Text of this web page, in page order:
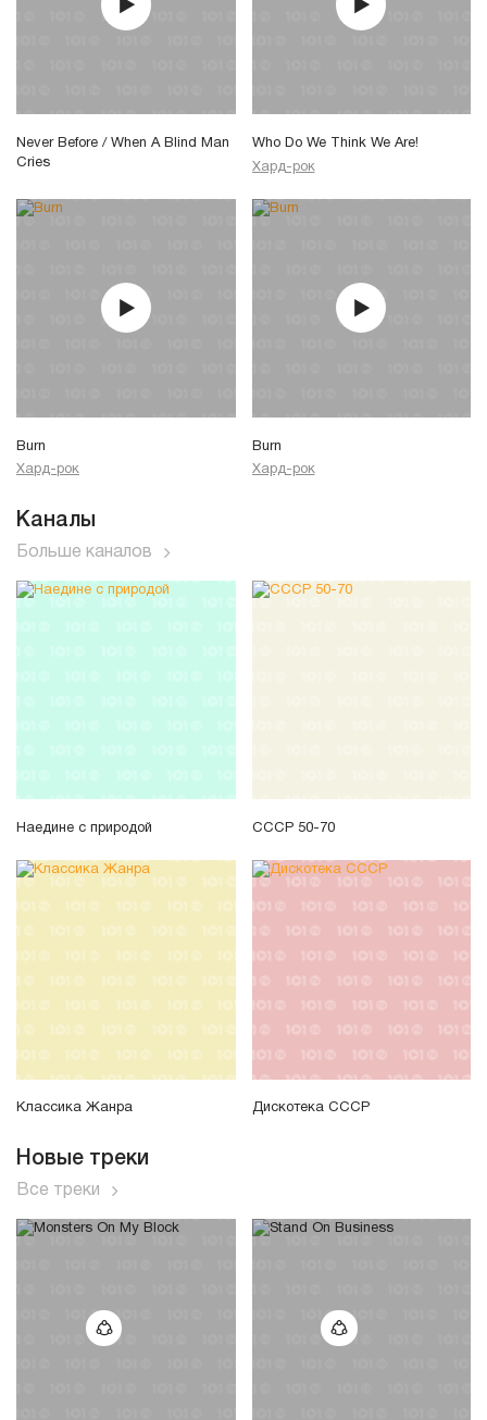
Never Before / When A Blind Man
Cries
Who Do We Think We Are!
Хард-рок
Burn
Хард-рок
Burn
Хард-рок
Каналы
Больше каналов
Наедине с природой СССР 50-70
Классика Жанра Дискотека СССР
Новые треки
Все треки